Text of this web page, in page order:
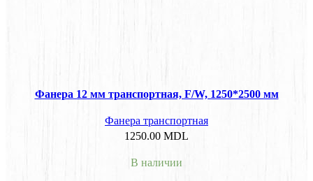
Фанера 12 мм транспортная, F/W, 1250*2500 мм
Фанера транспортная
1250.00 MDL
В наличии